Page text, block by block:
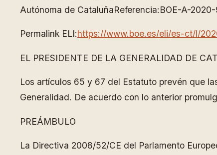
Autónoma de CataluñaReferencia:BOE-A-2020-
Permalink ELI:https://www.boe.es/eli/es-ct/l/
EL PRESIDENTE DE LA GENERALIDAD DE
Los artículos 65 y 67 del Estatuto prevén que
Generalidad. De acuerdo con lo anterior
PREÁMBULO
La Directiva 2008/52/CE del Parlamento